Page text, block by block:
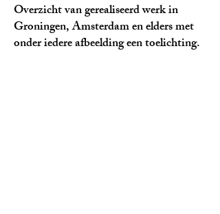
Overzicht van gerealiseerd werk in
Groningen, Amsterdam en elders met
onder iedere afbeelding een toelichting.